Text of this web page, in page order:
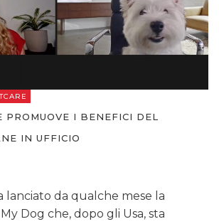
PROMUOVE I BENEFICI DEL
IN UFFICIO
lanciato da qualche mese la
Dog che, dopo gli Usa, sta